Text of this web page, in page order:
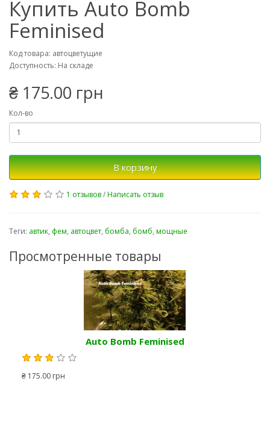
Купить Auto Bomb
Feminised
Код товара: автоцветущие
Доступность: На складе
₴ 175.00 грн
Кол-во
В корзину
1 отзывов/Написать отзыв
Теги: автик, фем, автоцвет, бомба, бомб, мощные
Просмотренные товары
Auto Bomb Feminised
₴ 175.00 грн